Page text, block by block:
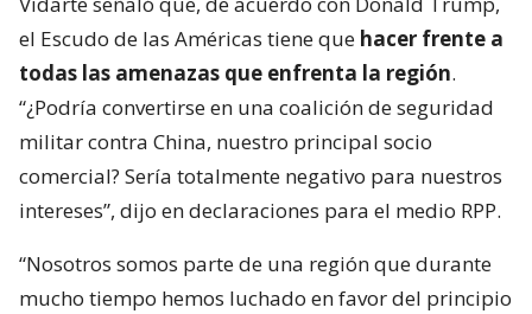
el Escudo de las Américas tiene que hacer frente a
todas las amenazas que enfrenta la región.
“¿Podría convertirse en una coalición de seguridad
militar contra China, nuestro principal socio
comercial? Sería totalmente negativo para nuestros
intereses”, dijo en declaraciones para el medio RPP.
“Nosotros somos parte de una región que durante
mucho tiempo hemos luchado en favor del principio